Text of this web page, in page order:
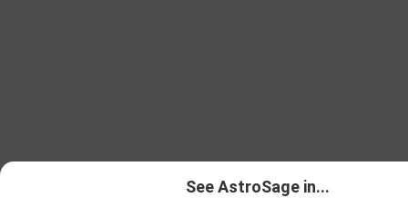
See AstroSage in...